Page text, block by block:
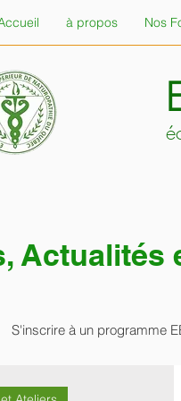
à propos Nos
Actualités
S'inscrire à un programme